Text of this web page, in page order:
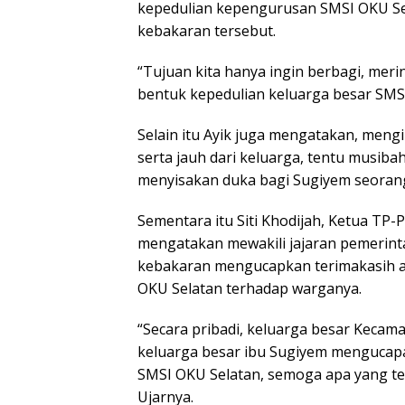
kepedulian kepengurusan SMSI OKU
kebakaran tersebut.
“Tujuan kita hanya ingin berbagi,
bentuk kepedulian keluarga besar
Selain itu Ayik juga mengatakan,
serta jauh dari keluarga, tentu
menyisakan duka bagi Sugiyem
Sementara itu Siti Khodijah, Ketua TP-
mengatakan mewakili jajaran
kebakaran mengucapkan terimakasih
OKU Selatan terhadap warganya.
“Secara pribadi, keluarga besar
keluarga besar ibu Sugiyem
SMSI OKU Selatan, semoga apa yang
Ujarnya.